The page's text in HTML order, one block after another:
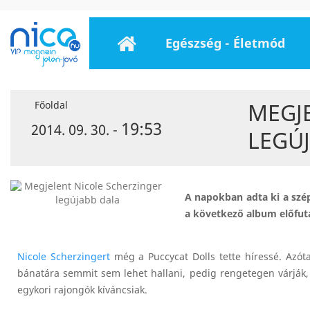
Egészség - Életmód
Főoldal
2014. 09. 30. - 19:53
A napokban adta ki a
a következő album
Nicole Scherzingertmég a Puccycat Dolls tette híressé.
bánatára semmit sem lehet hallani, pedig rengetegen
egykori rajongók kíváncsiak.